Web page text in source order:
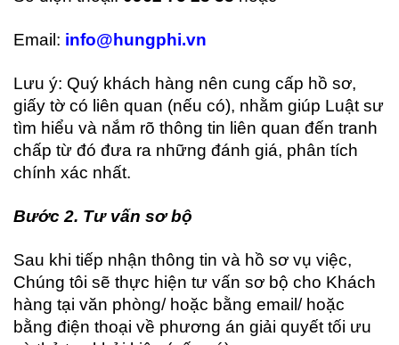
Email: info@hungphi.vn
Lưu ý: Quý khách hàng nên cung cấp hồ sơ,
giấy tờ có liên quan (nếu có), nhằm giúp Luật sư
tìm hiểu và nắm rõ thông tin liên quan đến tranh
chấp từ đó đưa ra những đánh giá, phân tích
chính xác nhất.
Bước 2. Tư vấn sơ bộ
Sau khi tiếp nhận thông tin và hồ sơ vụ việc,
Chúng tôi sẽ thực hiện tư vấn sơ bộ cho Khách
hàng tại văn phòng/ hoặc bằng email/ hoặc
bằng điện thoại về phương án giải quyết tối ưu